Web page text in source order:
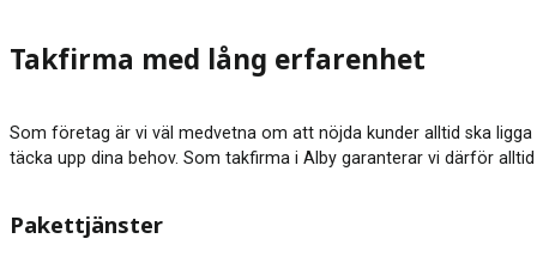
Takfirma med lång erfarenhet
Som företag är vi väl medvetna om att nöjda kunder alltid ska
täcka upp dina behov. Som takfirma i Alby garanterar vi därför
Pakettjänster